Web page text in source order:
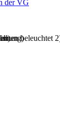
der VG